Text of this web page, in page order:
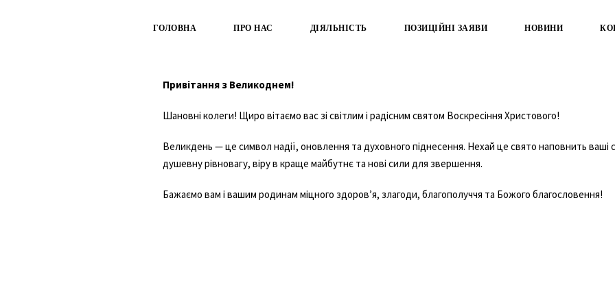
ГОЛОВНА ПРО НАС ДІЯЛЬНІСТЬ ПОЗИЦІЙНІ ЗАЯВИ НОВИНИ
Привітання з Великоднем!
Шановні колеги! Щиро вітаємо вас зі світлим і радісним святом Воскресіння Христового!
Великдень — це символ надії, оновлення та духовного піднесення. Нехай це свято наповнить ваші
душевну рівновагу, віру в краще майбутнє та нові сили для звершення.
Бажаємо вам і вашим родинам міцного здоров’я, злагоди, благополуччя та Божого благословення!